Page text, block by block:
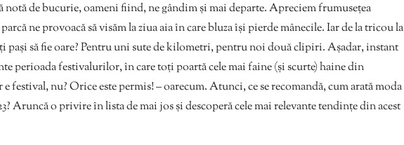
notă de bucurie, oameni fiind, ne gândim și mai departe. Apreciem frumusețea
ne provoacă să visăm la ziua aia în care bluza își pierde mânecile. Iar de la tricou la
pași să fie oare? Pentru uni sute de kilometri, pentru noi două clipiri. Așadar, instant
perioada festivalurilor, în care toți poartă cele mai faine (și scurte) haine din
festival, nu? Orice este permis! – oarecum. Atunci, ce se recomandă, cum arată moda
Aruncă o privire în lista de mai jos și descoperă cele mai relevante tendințe din acest